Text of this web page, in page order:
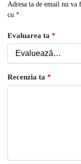
Adresa ta de email nu va
cu *
Evaluarea ta *
Recenzia ta *